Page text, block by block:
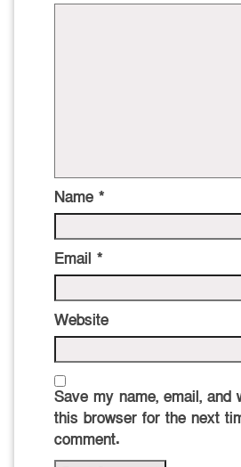
Name *
Email *
Website
Save my name, email, and
this browser for the next
comment.